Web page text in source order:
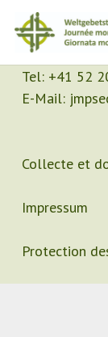
Contact
Secrétariat
Tel: +41 52
E-Mail:
Collecte et
Impressum
Protection